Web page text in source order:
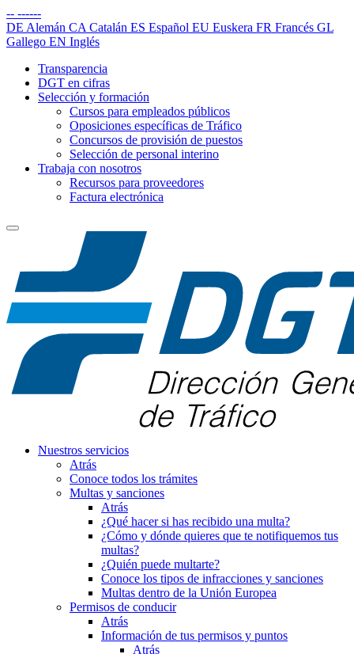
-- ------
DE Alemán CA Catalán ES Español EU Euskera FR Francés GL
Gallego EN Inglés
Transparencia
DGT en cifras
Selección y formación
Cursos para empleados públicos
Oposiciones específicas de Tráfico
Concursos de provisión de puestos
Selección de personal interino
Trabaja con nosotros
Recursos para proveedores
Factura electrónica
Nuestros servicios
Atrás
Conoce todos los trámites
Multas y sanciones
Atrás
¿Qué hacer si has recibido una multa?
¿Cómo y dónde quieres que te notifiquemos tus
multas?
¿Quién puede multarte?
Conoce los tipos de infracciones y sanciones
Multas dentro de la Unión Europea
Permisos de conducir
Atrás
Información de tus permisos y puntos
Atrás